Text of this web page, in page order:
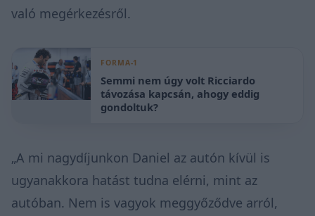
való megérkezésről.
FORMA-1
Semmi nem úgy volt Ricciardo
távozása kapcsán, ahogy eddig
gondoltuk?
„A mi nagydíjunkon Daniel az autón kívül is
ugyanakkora hatást tudna elérni, mint az
autóban. Nem is vagyok meggyőződve arról,